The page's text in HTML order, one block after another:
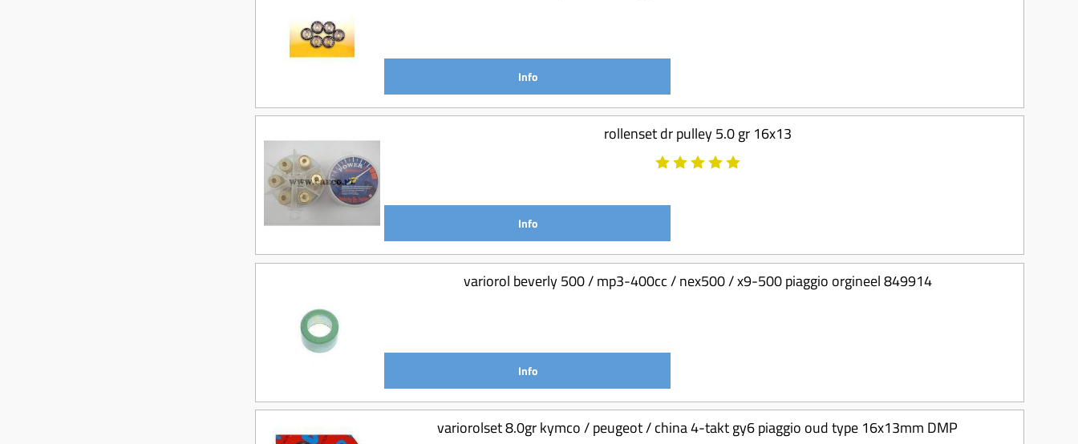
Info
rollenset dr pulley 5.0 gr 16x13
Info
variorol beverly 500 / mp3-400cc / nex500 / x9-500 piaggio orgineel 849914
Info
variorolset 8.0gr kymco / peugeot / china 4-takt gy6 piaggio oud type 16x13mm DMP